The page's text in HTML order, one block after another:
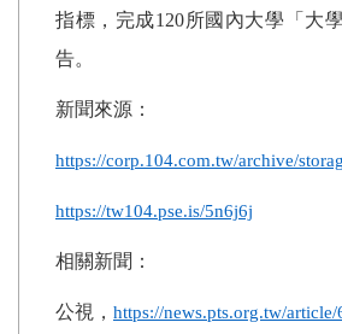
指標，完成120所國內大學「大
告。
新聞來源：
https://corp.104.com.tw/archive/
https://tw104.pse.is/5n6j6j
相關新聞：
公視， https://news.pts.org.tw/article/